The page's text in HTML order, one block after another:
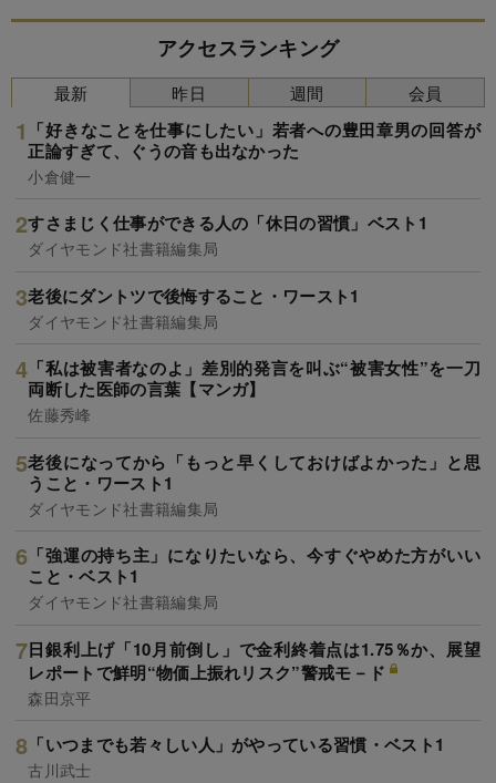
アクセスランキング
最新
「好きなことを仕事にしたい」若者への豊田章男の回答が
正論すぎて、ぐうの音も出なかった
小倉健一
すさまじく仕事ができる人の「休日の習慣」ベスト1
ダイヤモンド社書籍編集局
老後にダントツで後悔すること・ワースト1
ダイヤモンド社書籍編集局
「私は被害者なのよ」差別的発言を叫ぶ“被害女性”を一刀
両断した医師の言葉【マンガ】
佐藤秀峰
老後になってから「もっと早くしておけばよかった」と思
うこと・ワースト1
ダイヤモンド社書籍編集局
「強運の持ち主」になりたいなら、今すぐやめた方がいい
こと・ベスト1
ダイヤモンド社書籍編集局
日銀利上げ「10月前倒し」で金利終着点は1.75％か、展望
レポートで鮮明“物価上振れリスク”警戒モ－ド
森田京平
「いつまでも若々しい人」がやっている習慣・ベスト1
古川武士
昨日 週間 会員